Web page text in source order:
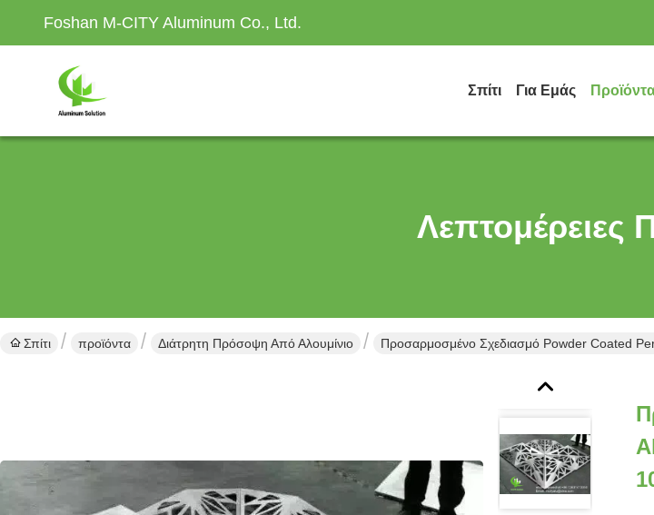
Foshan M-CITY Aluminum Co., Ltd.
Σπίτι Για Εμάς
Λεπτομέρειες
Σπίτι προϊόντα Διάτρητη Πρόσοψη Από Αλουμίνιο Προσαρμοσμένο Σχεδιασμό Powder Coated